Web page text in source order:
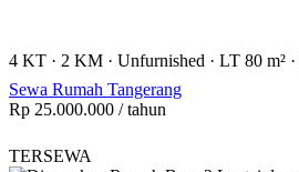
4 KT · 2 KM · Unfurnished · LT 80 m² ·
Sewa Rumah Tangerang
Rp 25.000.000 / tahun
TERSEWA